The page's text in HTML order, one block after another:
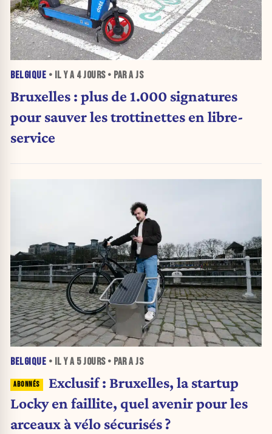
BELGIQUE • IL Y A 4 JOURS• PAR A JS
Bruxelles : plus de 1.000 signatures
pour sauver les trottinettes en libre-
service
BELGIQUE • IL Y A 5 JOURS• PAR A JS
Exclusif : Bruxelles, la startup
Locky en faillite, quel avenir pour les
arceaux à vélo sécurisés ?